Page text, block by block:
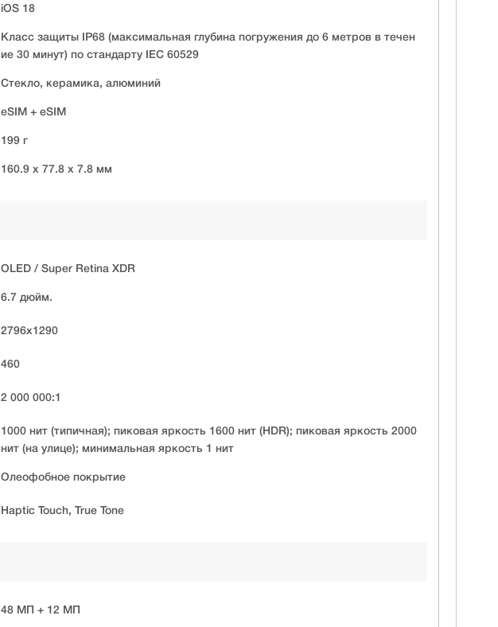
iOS 18
Класс защиты IP68 (максимальная глубина погружения до 6 метров в течен
ие 30 минут) по стандарту IEC 60529
Стекло, керамика, алюминий
eSIM + eSIM
199 г
160.9 x 77.8 x 7.8 мм
OLED / Super Retina XDR
6.7 дюйм.
2796x1290
460
2 000 000:1
1000 нит (типичная); пиковая яркость 1600 нит (HDR); пиковая яркость 2000
нит (на улице); минимальная яркость 1 нит
Олеофобное покрытие
Haptic Touch, True Tone
48 МП + 12 МП